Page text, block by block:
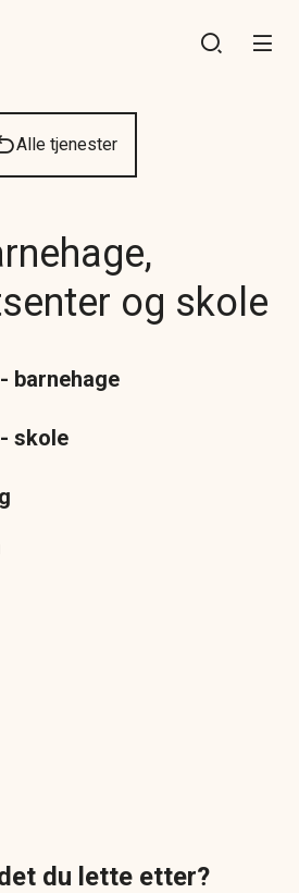
Alle tjenester
og skole
barnehage
skole
du lette etter?